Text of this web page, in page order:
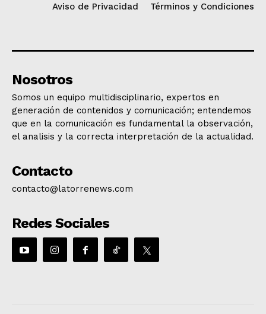
Aviso de Privacidad Términos y Condiciones
Nosotros
Somos un equipo multidisciplinario, expertos en
generación de contenidos y comunicación; entendemos
que en la comunicación es fundamental la observación,
el analisis y la correcta interpretación de la actualidad.
Contacto
contacto@latorrenews.com
Redes Sociales